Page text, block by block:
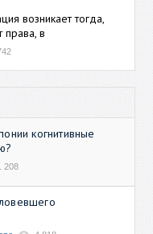
возникает тогда,
права, в
когнитивные
208